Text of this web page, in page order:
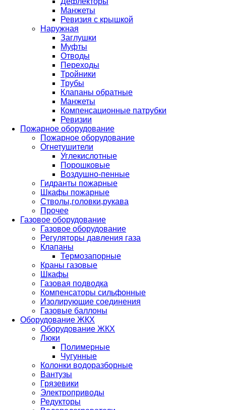
Манжеты
Ревизия с крышкой
Наружная
Заглушки
Муфты
Отводы
Переходы
Тройники
Трубы
Клапаны обратные
Манжеты
Компенсационные патрубки
Ревизии
Пожарное оборудование
Пожарное оборудование
Огнетушители
Углекислотные
Порошковые
Воздушно-пенные
Гидранты пожарные
Шкафы пожарные
Стволы,головки,рукава
Прочее
Газовое оборудование
Газовое оборудование
Регуляторы давления газа
Клапаны
Термозапорные
Краны газовые
Шкафы
Газовая подводка
Компенсаторы сильфонные
Изолирующие соединения
Газовые баллоны
Оборудование ЖКХ
Оборудование ЖКХ
Люки
Полимерные
Чугунные
Колонки водоразборные
Вантузы
Грязевики
Электроприводы
Редукторы